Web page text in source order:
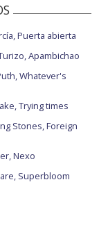
Puerta abierta
Apambichao
Whatever's
Trying times
Stones, Foreign
Nexo
Superbloom